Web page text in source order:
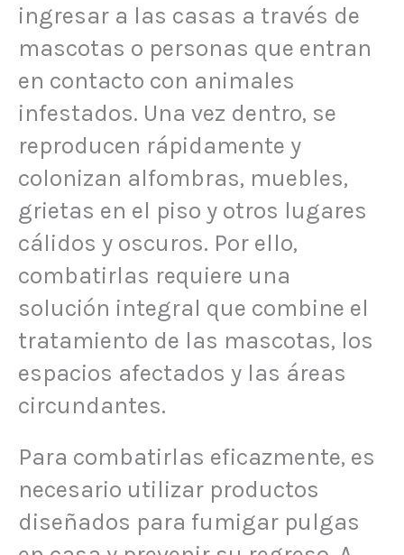
ingresar a las casas a través de
mascotas o personas que entran
en contacto con animales
infestados. Una vez dentro, se
reproducen rápidamente y
colonizan alfombras, muebles,
grietas en el piso y otros lugares
cálidos y oscuros. Por ello,
combatirlas requiere una
solución integral que combine el
tratamiento de las mascotas, los
espacios afectados y las áreas
circundantes.
Para combatirlas eficazmente, es
necesario utilizar productos
diseñados para fumigar pulgas